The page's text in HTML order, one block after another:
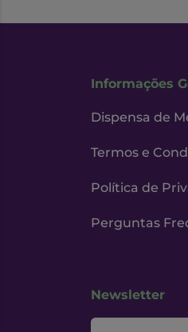
Informações
Dispensa de
Termos e
Política de
Perguntas
Newsletter